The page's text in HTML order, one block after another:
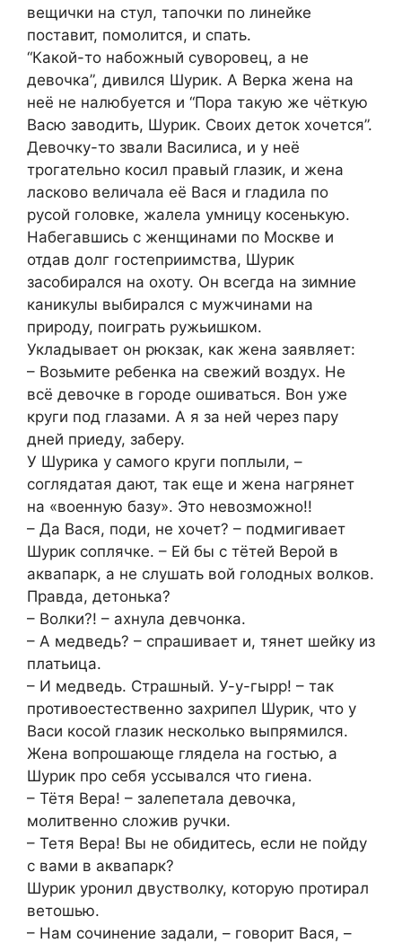
вещички на стул, тапочки по линейке
поставит, помолится, и спать.
“Какой-то набожный суворовец, а не
девочка”, дивился Шурик. А Верка жена на
неё не налюбуется и “Пора такую же чёткую
Васю заводить, Шурик. Своих деток хочется”.
Девочку-то звали Василиса, и у неё
трогательно косил правый глазик, и жена
ласково величала её Вася и гладила по
русой головке, жалела умницу косенькую.
Набегавшись с женщинами по Москве и
отдав долг гостеприимства, Шурик
засобирался на охоту. Он всегда на зимние
каникулы выбирался с мужчинами на
природу, поиграть ружьишком.
Укладывает он рюкзак, как жена заявляет:
– Возьмите ребенка на свежий воздух. Не
всё девочке в городе ошиваться. Вон уже
круги под глазами. А я за ней через пару
дней приеду, заберу.
У Шурика у самого круги поплыли, –
соглядатая дают, так еще и жена нагрянет
на «военную базу». Это невозможно!!
– Да Вася, поди, не хочет? – подмигивает
Шурик соплячке. – Ей бы с тётей Верой в
аквапарк, а не слушать вой голодных волков.
Правда, детонька?
– Волки?! – ахнула девчонка.
– А медведь? – спрашивает и, тянет шейку из
платьица.
– И медведь. Страшный. У-у-гырр! – так
противоестественно захрипел Шурик, что у
Васи косой глазик несколько выпрямился.
Жена вопрошающе глядела на гостью, а
Шурик про себя уссывался что гиена.
– Тётя Вера! – залепетала девочка,
молитвенно сложив ручки.
– Тетя Вера! Вы не обидитесь, если не пойду
с вами в аквапарк?
Шурик уронил двустволку, которую протирал
ветошью.
– Нам сочинение задали, – говорит Вася, –